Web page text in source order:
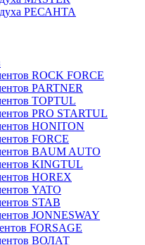
РЕСАНТА
ROCK FORCE
PARTNER
TOPTUL
PRO STARTUL
HONITON
FORCE
BAUM AUTO
KINGTUL
HOREX
YATO
STAB
JONNESWAY
FORSAGE
ВОЛАТ